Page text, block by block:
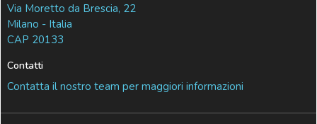
Via Moretto da Brescia, 22
Milano - Italia
CAP 20133
Contatti
Contatta il nostro team per maggiori informazioni